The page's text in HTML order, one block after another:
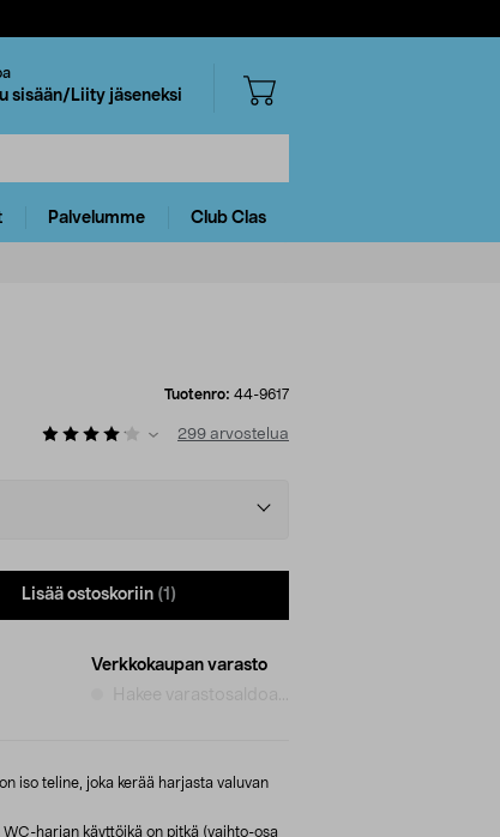
sisään/Liity jäseneksi
Palvelumme Club Clas
Tuotenro: 44-9617
299 arvostelua
Lisää ostoskoriin (1)
Verkkokaupan varasto
Hakee varastosaldoa...
iso teline, joka kerää harjasta valuvan
harjan käyttöikä on pitkä (vaihto-osa